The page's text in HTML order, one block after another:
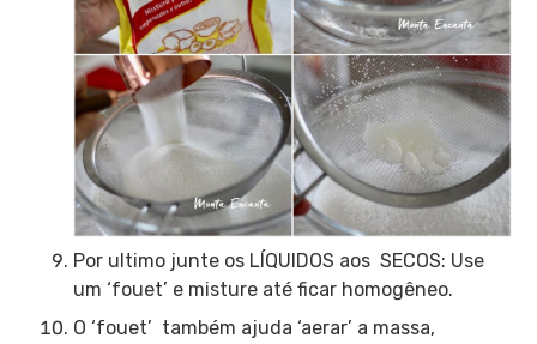
Por ultimo junte os LÍQUIDOS aos SECOS: Use
um ‘fouet’ e misture até ficar homogêneo.
O ‘fouet’ também ajuda ‘aerar’ a massa,